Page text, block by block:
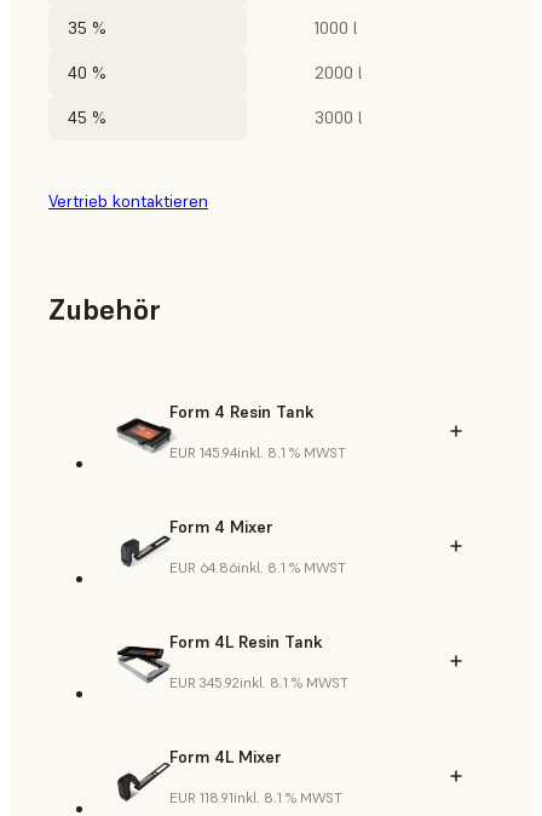
35 % 1000 l
40 % 2000 l
45 % 3000 l
Vertrieb kontaktieren
Zubehör
Form 4 Resin Tank
EUR 145.94inkl. 8.1 % MWST
Form 4 Mixer
EUR 64.86inkl. 8.1 % MWST
Form 4L Resin Tank
EUR 345.92inkl. 8.1 % MWST
Form 4L Mixer
EUR 118.91inkl. 8.1 % MWST